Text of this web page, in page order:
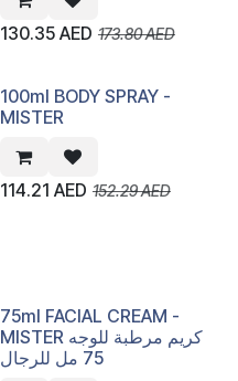
130.35AED 173.80AED
100ml BODY SPRAY -
MISTER
114.21 AED 152.29AED
75ml FACIAL CREAM -
MISTER كريم مرطبة للوجه
75 مل للرجال